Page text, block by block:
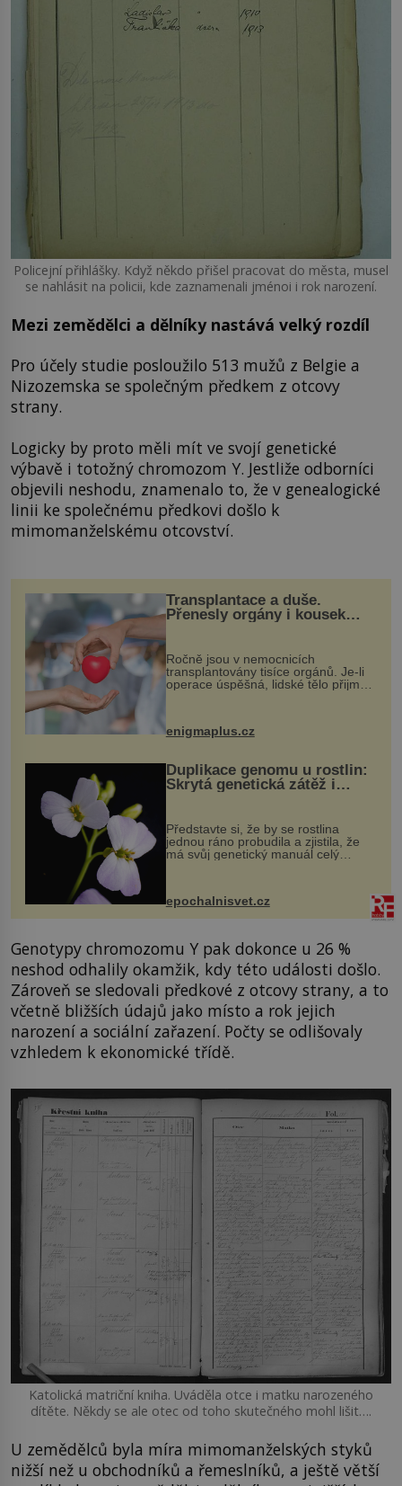
Policejní přihlášky. Když někdo přišel pracovat do města, musel
se nahlásit na policii, kde zaznamenali jménoi i rok narození.
Mezi zemědělci a dělníky nastává velký rozdíl
Pro účely studie posloužilo 513 mužů z Belgie a
Nizozemska se společným předkem z otcovy
strany.
Logicky by proto měli mít ve svojí genetické
výbavě i totožný chromozom Y. Jestliže odborníci
objevili neshodu, znamenalo to, že v genealogické
linii ke společnému předkovi došlo k
mimomanželskému otcovství.
Transplantace a duše.
Přenesly orgány i kousek
Ročně jsou v nemocnicích
transplantovány tisíce orgánů. Je-li
operace úspěšná, lidské tělo přijme
enigmaplus.cz
Duplikace genomu u rostlin:
Skrytá genetická zátěž i
Představte si, že by se rostlina
jednou ráno probudila a zjistila, že
má svůj genetický manuál celý
vstupenka...
epochalnisvet.cz
Genotypy chromozomu Y pak dokonce u 26 %
neshod odhalily okamžik, kdy této události došlo.
Zároveň se sledovali předkové z otcovy strany, a to
včetně bližších údajů jako místo a rok jejich
narození a sociální zařazení. Počty se odlišovaly
vzhledem k ekonomické třídě.
Katolická matriční kniha. Uváděla otce i matku narozeného
dítěte. Někdy se ale otec od toho skutečného mohl lišit….
U zemědělců byla míra mimomanželských styků
nižší než u obchodníků a řemeslníků, a ještě větší